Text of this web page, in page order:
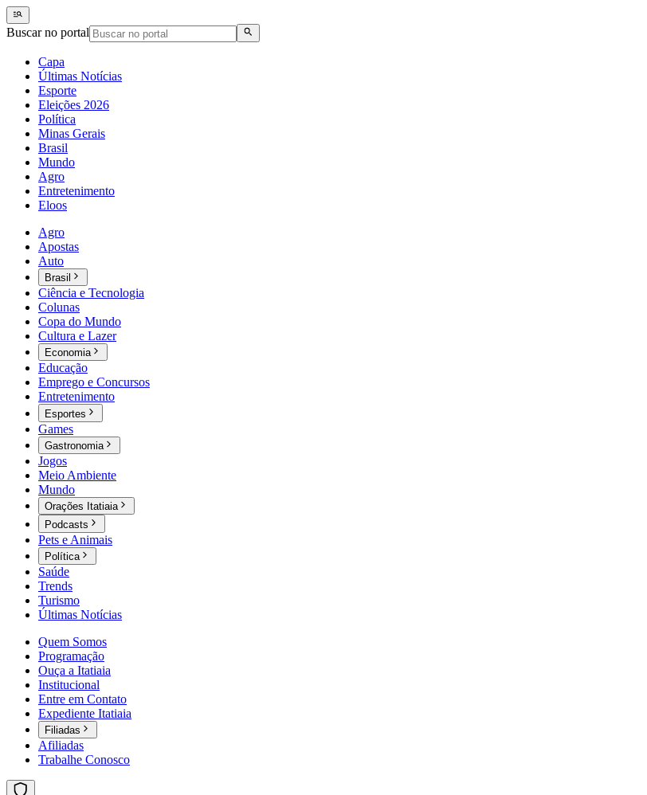
Buscar no portal
Capa
Últimas Notícias
Esporte
Eleições 2026
Política
Minas Gerais
Brasil
Mundo
Agro
Entretenimento
Eloos
Agro
Apostas
Auto
Brasil
Ciência e Tecnologia
Colunas
Copa do Mundo
Cultura e Lazer
Economia
Educação
Emprego e Concursos
Entretenimento
Esportes
Games
Gastronomia
Jogos
Meio Ambiente
Mundo
Orações Itatiaia
Podcasts
Pets e Animais
Política
Saúde
Trends
Turismo
Últimas Notícias
Quem Somos
Programação
Ouça a Itatiaia
Institucional
Entre em Contato
Expediente Itatiaia
Filiadas
Afiliadas
Trabalhe Conosco